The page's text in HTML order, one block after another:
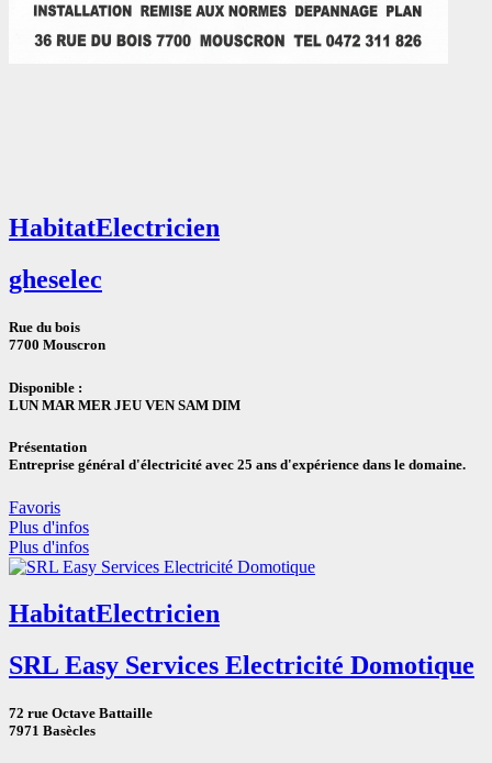
HabitatElectricien
gheselec
Rue du bois
7700 Mouscron
Disponible :
LUN MAR MER JEU VEN SAM DIM
Présentation
Entreprise général d'électricité avec 25 ans d'expérience dans le domaine.
Favoris
Plus d'infos
Plus d'infos
HabitatElectricien
SRL Easy Services Electricité Domotique
72 rue Octave Battaille
7971 Basècles